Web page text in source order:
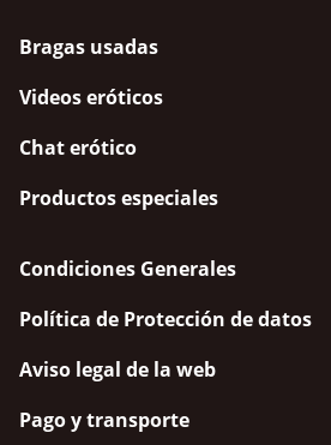
Bragas usadas
Videos eróticos
Chat erótico
Productos especiales
Condiciones Generales
Política de Protección de datos
Aviso legal de la web
Pago y transporte